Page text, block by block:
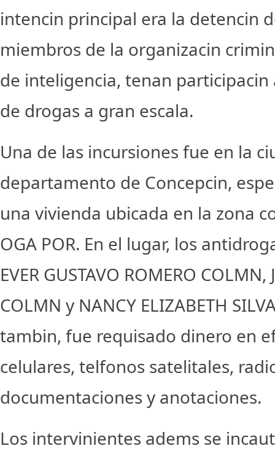
intencin principal era la detencin
miembros de la organizacin
de inteligencia, tenan
de drogas a gran escala.
Una de las incursiones fue en la
departamento de Concepcin,
una vivienda ubicada en la zona
OGA POR. En el lugar, los
EVER GUSTAVO ROMERO COLMN,
COLMN y NANCY ELIZABETH
tambin, fue requisado dinero en
celulares, telfonos satelitales,
documentaciones y anotaciones.
Los intervinientes adems se